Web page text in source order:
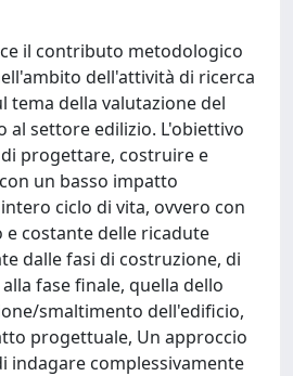
il contributo metodologico
dell'attività di ricerca
tema della valutazione del
al settore edilizio. L'obiettivo
progettare, costruire e
un basso impatto
ciclo di vita, ovvero con
costante delle ricadute
dalle fasi di costruzione, di
fase finale, quella dello
smaltimento dell'edificio,
progettuale, Un approccio
indagare complessivamente